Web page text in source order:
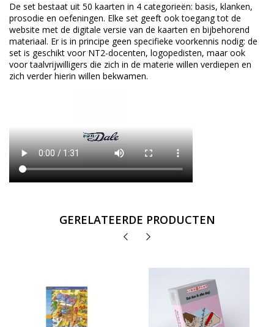
De set bestaat uit 50 kaarten in 4 categorieën: basis, klanken,
prosodie en oefeningen. Elke set geeft ook toegang tot de
website met de digitale versie van de kaarten en bijbehorend
materiaal. Er is in principe geen specifieke voorkennis nodig: de
set is geschikt voor NT2-docenten, logopedisten, maar ook
voor taalvrijwilligers die zich in de materie willen verdiepen en
zich verder hierin willen bekwamen.
GERELATEERDE PRODUCTEN